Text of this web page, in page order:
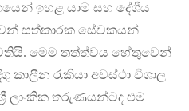
ඉහළ යාම සහ දේශීය
සත්කාරක සේවකයන්
මෙම තත්ත්වය හේතුවෙන්
කාලීන රැකියා අවස්ථා විශාල
ලාංකික තරුණයන්ටද එම